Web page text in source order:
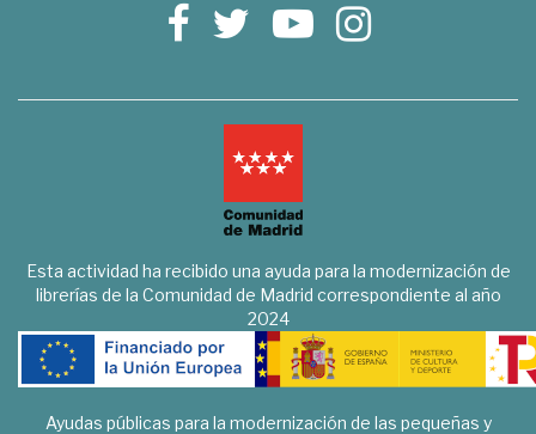
Esta actividad ha recibido una ayuda para la modernización de
librerías de la Comunidad de Madrid correspondiente al año
2024
Ayudas públicas para la modernización de las pequeñas y